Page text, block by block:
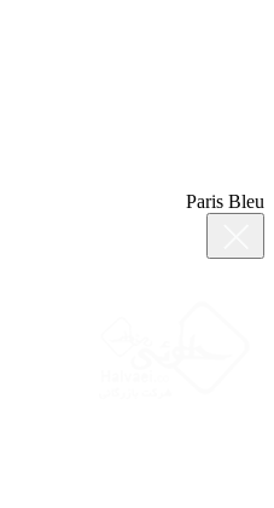
Paris Bleu